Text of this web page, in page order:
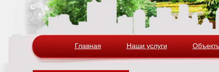
Главная Наши услуги